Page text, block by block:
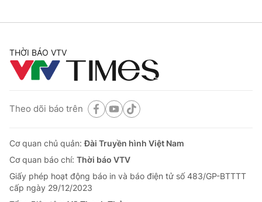
THỜI BÁO VTV
Theo dõi báo trên
Cơ quan chủ quản:Đài Truyền hình Việt Nam
Cơ quan báo chí: Thời báo VTV
Giấy phép hoạt động báo in và báo điện tử số 483/GP-BTTTT
cấp ngày 29/12/2023